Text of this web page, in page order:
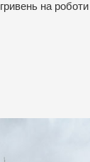
на